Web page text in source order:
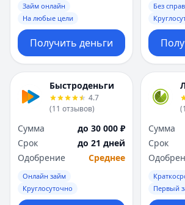
Займ онлайн
На любые цели
Получить деньги
Без
Быстроденьги
4.7
(11 отзывов)
Сумма
до 30 000 ₽
Срок
до 21 дней
Одобрение
Среднее
Онлайн займ
Круглосуточно
(
Сумма
Срок
Первый